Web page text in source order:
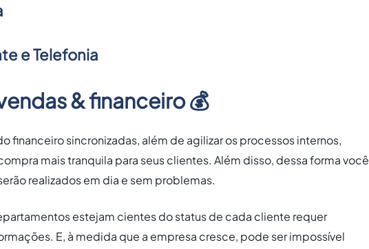
e Telefonia
& financeiro 💰
financeiro sincronizadas, além de agilizar os processos internos,
mais tranquila para seus clientes. Além disso, dessa forma você
realizados em dia e sem problemas.
estejam cientes do status de cada cliente requer
E, à medida que a empresa cresce, pode ser impossível